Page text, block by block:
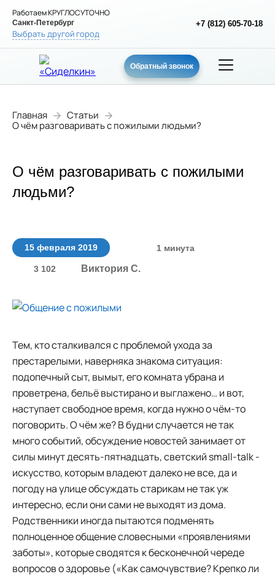
Работаем КРУГЛОСУТОЧНО
Санкт-Петербург
Выбрать другой город
+7 (812) 605-70-18
Обратный звонок
Главная
Статьи
О чём разговаривать с пожилыми людьми?
О чём разговаривать с пожилыми
людьми?
15 февраля 2019 1 минута
3 102 Виктория С.
Тем, кто сталкивался с проблемой ухода за
престарелыми, наверняка знакома ситуация:
подопечный сыт, вымыт, его комната убрана и
проветрена, бельё выстирано и выглажено… и вот,
наступает свободное время, когда нужно о чём-то
поговорить. О чём же? В будни случается не так
много событий, обсуждение новостей занимает от
силы минут десять-пятнадцать, светский small-talk -
искусство, которым владеют далеко не все, да и
погоду на улице обсуждать старикам не так уж
интересно, если они сами не выходят из дома.
Родственники иногда пытаются подменять
полноценное общение словесными «проявлениями
заботы», которые сводятся к бесконечной череде
вопросов о здоровье («Как самочувствие? Крепко ли